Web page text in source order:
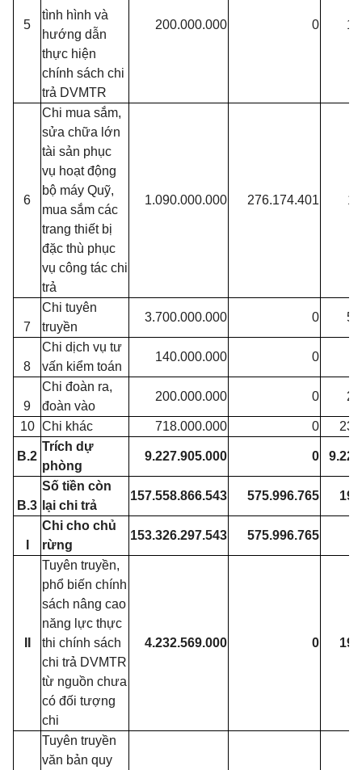
5
tình hình và
hướng dẫn
thực hiện
chính sách chi
trả DVMTR
200.000.000 0
6
Chi mua sắm,
sửa chữa lớn
tài sản phục
vụ hoạt động
bộ máy Quỹ,
mua sắm các
trang thiết bị
đặc thù phục
vụ công tác chi
trả
1.090.000.000 276.174.401
7
Chi tuyên
truyền
3.700.000.000 0
8
Chi dịch vụ tư
vấn kiểm toán
140.000.000 0
9
Chi đoàn ra,
đoàn vào
200.000.000 0
10 Chi khác 718.000.000 0
B.2
Trích dự
phòng
9.227.905.000 0
B.3
Số tiền còn
lại chi trả
157.558.866.543 575.996.765
Chi cho chủ
rừng
153.326.297.543 575.996.765
Tuyên truyền,
phổ biến chính
sách nâng cao
năng lực thực
thi chính sách
chi trả DVMTR
từ nguồn chưa
có đối tượng
chi
4.232.569.000 0
Tuyên truyền
văn bản quy